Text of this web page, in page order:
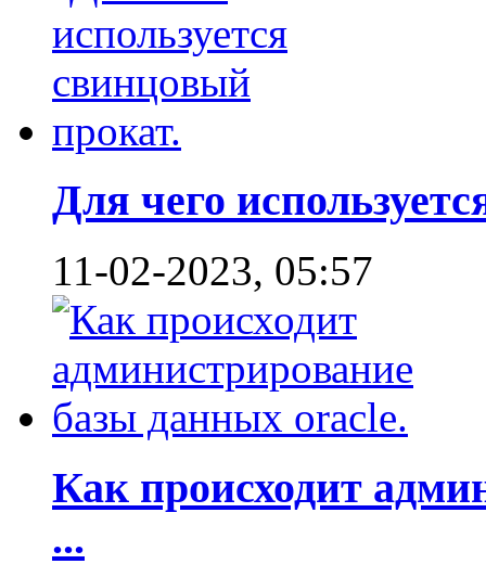
Для чего
11-02-2023, 05:57
Как происходит
...